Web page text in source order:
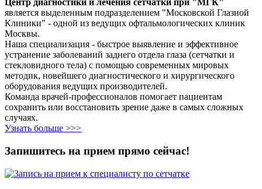
Центр диагностики и лечения сетчатки при "МГК"
является выделенным подразделением "Московской Глазной
Клиники" - одной из ведущих офтальмологических клиник
Москвы.
Наша специализация - быстрое выявление и эффективное
устранение заболеваний заднего отдела глаза (сетчатки и
стекловидного тела) с помощью современных мировых
методик, новейшего диагностического и хирургического
оборудования ведущих производителей.
Команда врачей-профессионалов помогает пациентам
сохранить или восстановить зрение даже в самых сложных
случаях.
Узнать больше >>>
Запишитесь на прием прямо сейчас!